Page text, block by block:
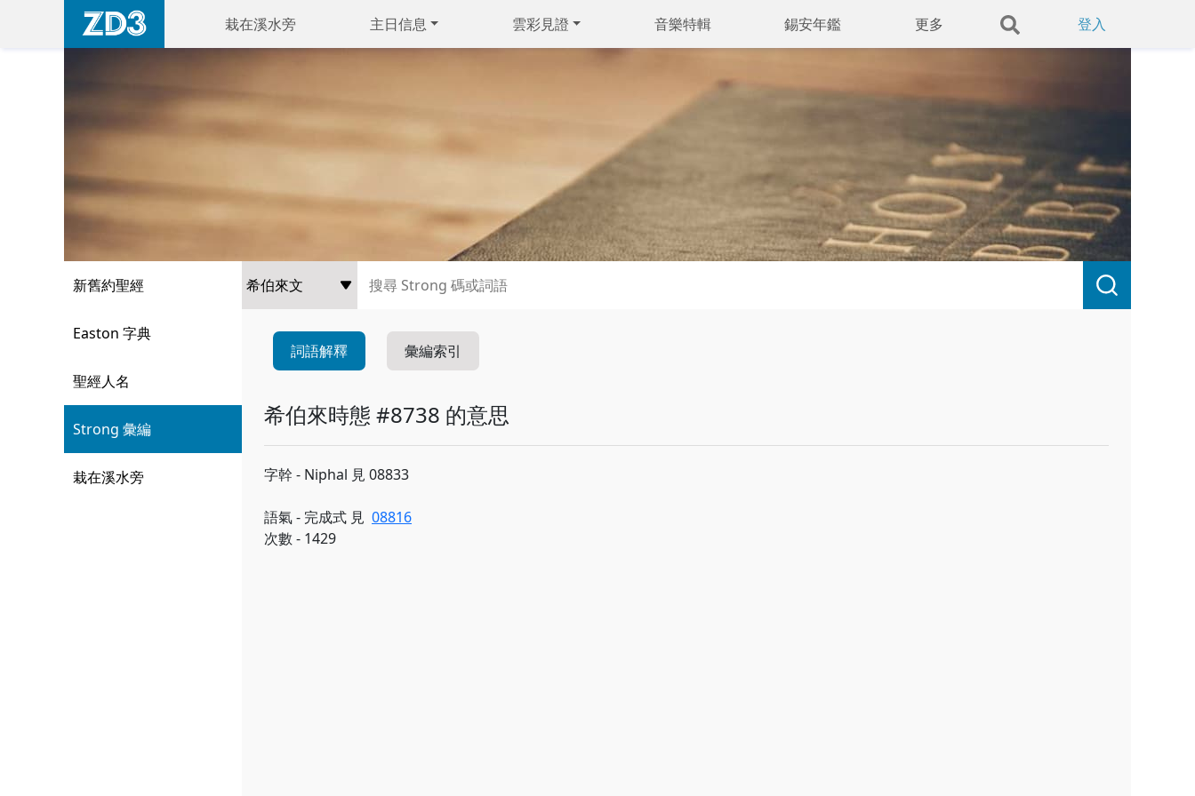
栽在溪水旁 主日信息 雲彩見證 音樂特輯 錫安年鑑 更多 登入
新舊約聖經
Easton 字典
聖經人名
Strong 彙編
栽在溪水旁
詞語解釋 彙編索引
希伯來時態 #8738 的意思
字幹 - Niphal 見 08833
語氣 - 完成式 見 08816
次數 - 1429